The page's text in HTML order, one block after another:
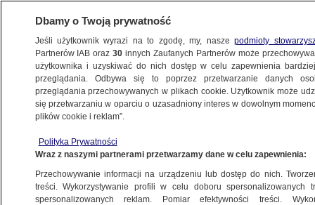
WARSZAWA
NAJNOWSZE
o biurowcu przy starówce
4.11.2013, 12:59
Dbamy o Twoją prywatność
Jeśli użytkownik wyrazi na to zgodę, my, naszepodmioty
Partnerów IAB oraz30 innych Zaufanych Partnerów może
użytkownika i uzyskiwać do nich dostęp w celu zapewnienia
przeglądania. Odbywa się to poprzez przetwarzanie danych
przeglądania przechowywanych w plikach cookie. Użytkownik może
się przetwarzaniu w oparciu o uzasadniony interes w dowolnym
plików cookie i reklam”.
Polityka Prywatności
Wraz z naszymi partnerami przetwarzamy dane w celu zapewnienia:
Przechowywanie informacji na urządzeniu lub dostęp do nich.
treści. Wykorzystywanie profili w celu doboru spersonalizowanych
spersonalizowanych reklam. Pomiar efektywności treści.